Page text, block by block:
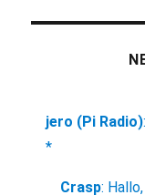
jero (Pi Radio):
*
Crasp: